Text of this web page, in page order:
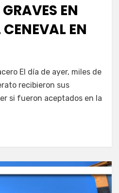
EN
EN
El día de ayer, miles de
recibieron sus
si fueron aceptados en la